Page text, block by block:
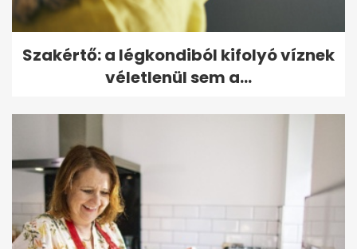
Szakértő: a légkondiból kifolyó víznek
véletlenül sem a...